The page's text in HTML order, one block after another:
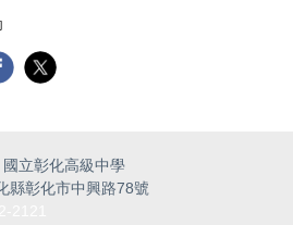
國立彰化高級中學
縣彰化市中興路78號